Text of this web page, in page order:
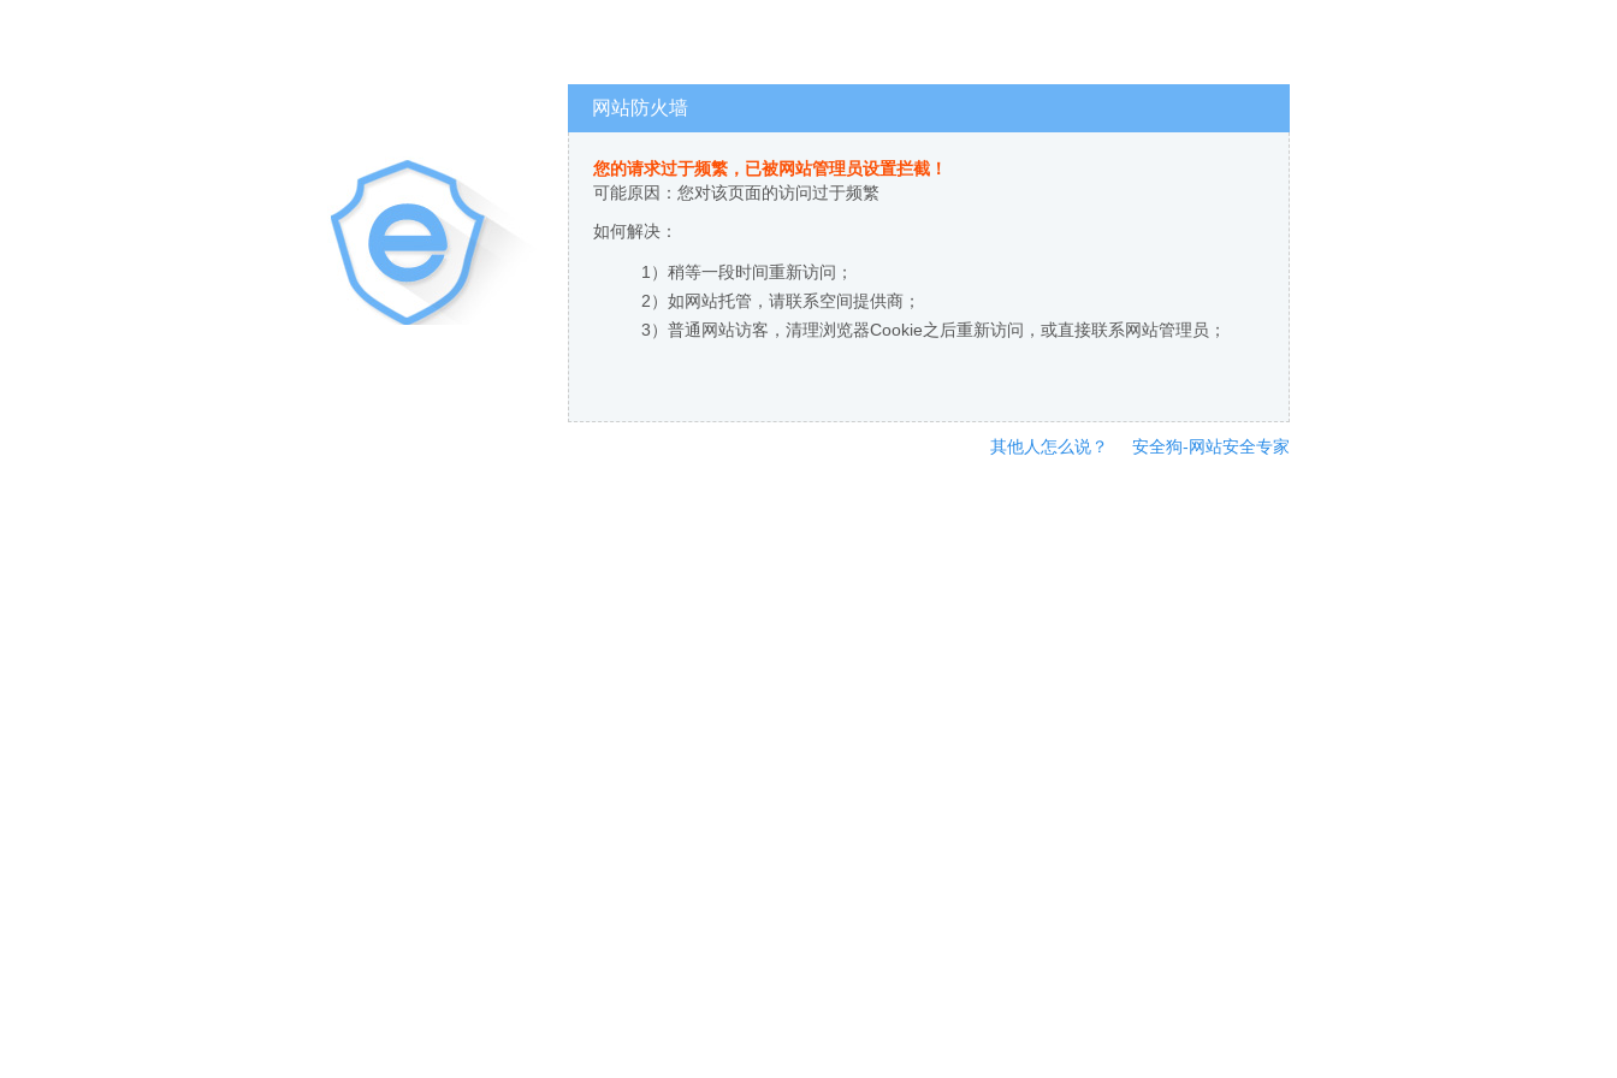
网站防火墙
您的请求过于频繁，已被网站管理员设置拦截！
可能原因：您对该页面的访问过于频繁
如何解决：
1）稍等一段时间重新访问；
2）如网站托管，请联系空间提供商；
3）普通网站访客，清理浏览器Cookie之后重新访问，或直接联系网站管理员；
其他人怎么说？ 安全狗-网站安全专家